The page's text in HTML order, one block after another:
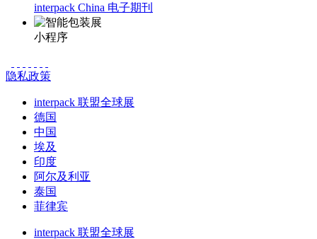
interpack China 电子期刊
小程序
隐私政策
interpack 联盟全球展
德国
中国
埃及
印度
阿尔及利亚
泰国
菲律宾
interpack 联盟全球展